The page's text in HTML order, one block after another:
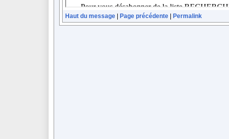
Haut du message Page précédente Permalink